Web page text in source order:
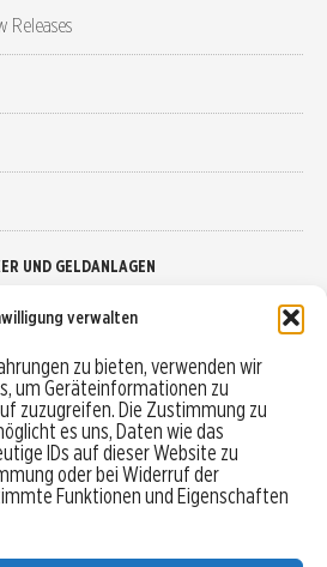
verwalten
zu bieten, verwenden wir
um Geräteinformationen zu
zuzugreifen. Die Zustimmung zu
es uns, Daten wie das
IDs auf dieser Website zu
oder bei Widerruf der
Funktionen und Eigenschaften
Releases
UND GELDANLAGEN